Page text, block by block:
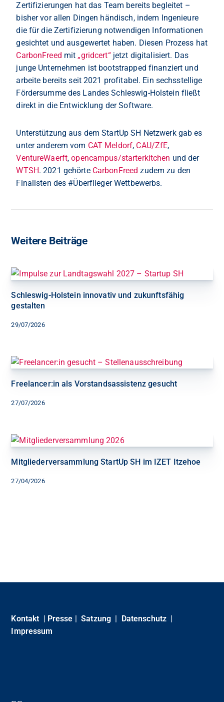
Zertifizierungen hat das Team bereits begleitet –
bisher vor allen Dingen händisch, indem Ingenieure
die für die Zertifizierung notwendigen Informationen
gesichtet und ausgewertet haben. Diesen Prozess hat
CarbonFreed mit „gridcert“jetzt digitalisiert. Das
junge Unternehmen ist bootstrapped finanziert und
arbeite bereits seit 2021 profitabel. Ein sechsstellige
Fördersumme des Landes Schleswig-Holstein fließt
direkt in die Entwicklung der Software.
Unterstützung aus dem StartUp SH Netzwerk gab es
unter anderem vom CAT Meldorf, CAU/ZfE,
VentureWaerft,opencampus/starterkitchen und der
WTSH. 2021 gehörte CarbonFreed zudem zu den
Finalisten des #Überflieger Wettbewerbs.
Weitere Beiträge
29/07/2026
Schleswig-Holstein innovativ und zukunftsfähig
gestalten
27/07/2026
Freelancer:in als Vorstandsassistenz gesucht
27/04/2026
Mitgliederversammlung StartUp SH im IZET Itzehoe
Kontakt | Presse |Satzung | Datenschutz |
Impressum